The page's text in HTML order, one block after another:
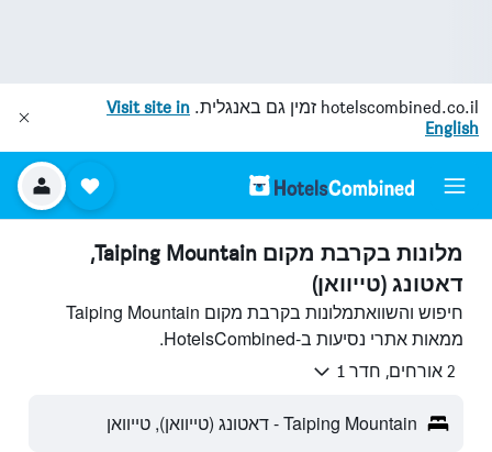
hotelscombined.co.il זמין גם באנגלית. Visit site in
English
מלונות בקרבת מקום Taiping Mountain,
דאטונג (טייוואן)
חיפוש והשוואתמלונות בקרבת מקום Taiping Mountain
ממאות אתרי נסיעות ב-HotelsCombined.
2 אורחים, חדר 1
Taiping Mountain - דאטונג (טייוואן), טייוואן